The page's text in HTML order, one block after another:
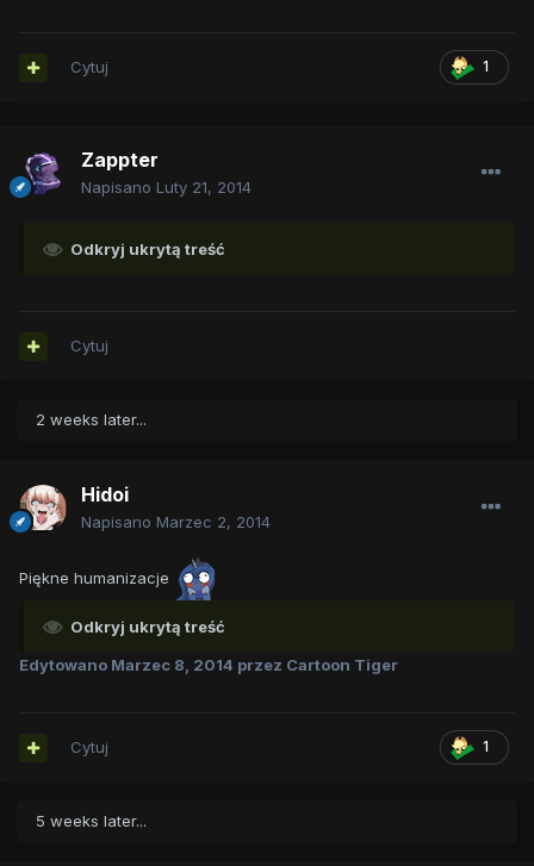
1
Cytuj
Zappter
Napisano Luty 21, 2014
Odkryj ukrytą treść
Cytuj
2 weeks later...
Hidoi
Napisano Marzec 2, 2014
Piękne humanizacje
Odkryj ukrytą treść
Edytowano Marzec 8, 2014 przez Cartoon Tiger
1
Cytuj
5 weeks later...